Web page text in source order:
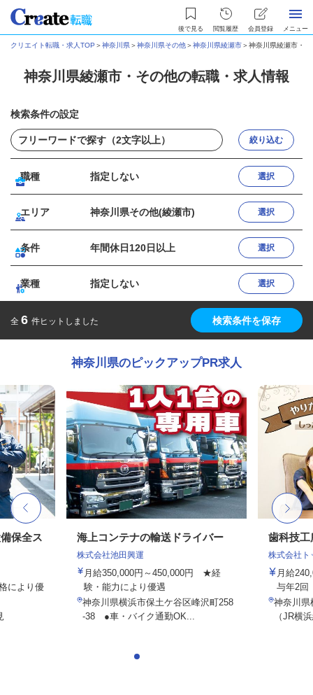
後で見る 閲覧履歴 会員登録 メニュー
クリエイト転職・求人TOP ＞神奈川県＞神奈川県その他＞神奈川県綾瀬市＞神奈川県綾瀬市・
神奈川県綾瀬市・その他の転職・求人情報
検索条件の設定
絞り込む
職種 指定しない 選択
エリア 神奈川県その他(綾瀬市) 選択
条件 年間休日120日以上 選択
業種 指定しない 選択
全 6 件ヒットしました 検索条件を保存
神奈川県のピックアップPR求人
保全ス
により優
海上コンテナの輸送ドライバー
株式会社池田興運
月給350,000円～450,000円 ★経
験・能力により優遇
神奈川県横浜市保土ケ谷区峰沢町258
-38 ●車・バイク通勤OK...
歯科技工
株式会社ト
月給
与年2回
神奈川県
（JR横